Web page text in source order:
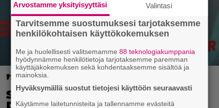
”Nukuimme kaikki viisi
samassa huoneessa” –
Arvostamme yksityisyyttäsi Valintasi
Tarvitsemme suostumuksesi tarjotaksemme
henkilökohtaisen käyttökokemuksen
Me ja huolellisesti valitsemamme88 teknologiakumppania
hyödynnämme henkilötietoja tarjotaksemme paremman
käyttäjäkokemuksen sekä kohdentaaksemme sisältöä ja
mainoksia.
Hyväksymällä suostut tietojesi käyttöön seuraavasti
Käytämme laitetunnisteita ja tallennamme evästeitä